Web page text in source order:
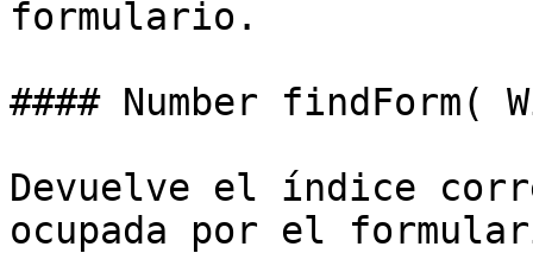
formulario.
#### Number findForm(
Devuelve el índice
ocupada por el